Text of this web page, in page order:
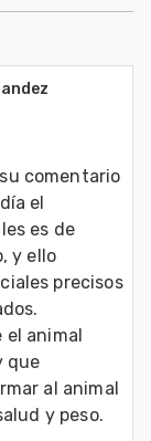
agrario, ali
comentario
el
es de
y ello
precisos
el animal
que
al animal
y peso.